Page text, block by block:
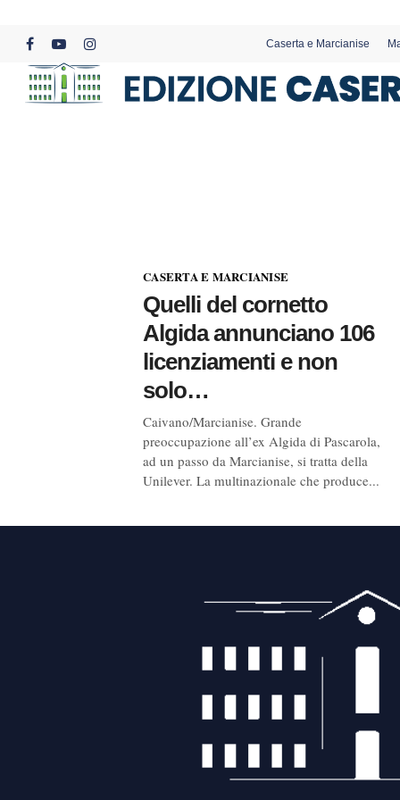
content
facebookyoutubeinstagram
Caserta e Marcianise
CASERTA E MARCIANISE
Quelli del cornetto
Algida annunciano 106
licenziamenti e non
solo…
Caivano/Marcianise. Grande
preoccupazione all’ex Algida di Pascarola,
ad un passo da Marcianise, si tratta della
Unilever. La multinazionale che produce...